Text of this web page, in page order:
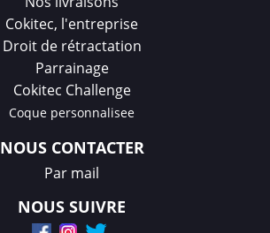
Cokitec, l'entreprise
Droit de rétractation
Parrainage
Cokitec Challenge
Coque personnalisee
NOUS CONTACTER
Par mail
NOUS SUIVRE